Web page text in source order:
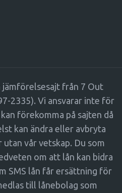
jämförelsesajt från 7 Out
2335). Vi ansvarar inte för
förekomma på sajten då
kan ändra eller avbryta
vår vetskap. Du som
om att lån kan bidra
SMS lån får ersättning för
till lånebolag som